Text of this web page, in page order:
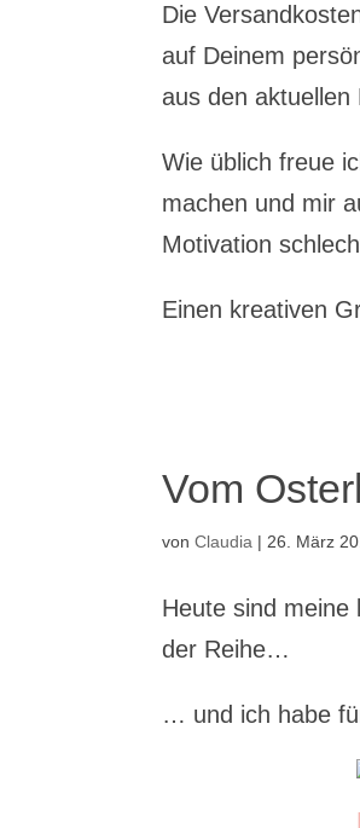
Die
auf Deinem
aus den aktuellen
Wie üblich freue
machen und mir
Motivation
Einen kreativen
Vom
vonClaudia | 26. März
Heute sind meine
der Reihe…
… und ich habe